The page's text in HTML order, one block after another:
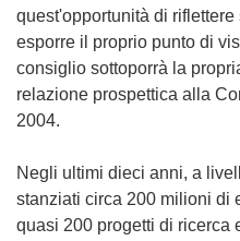
quest'opportunità di
esporre il proprio punto di
consiglio sottoporrà la
relazione prospettica alla
2004.
Negli ultimi dieci anni, a
stanziati circa 200 milioni di
quasi 200 progetti di ricerca